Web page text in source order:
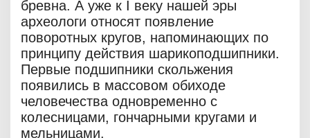
бревна. А уже к I веку нашей эры
археологи относят появление
поворотных кругов, напоминающих по
принципу действия шарикоподшипники.
Первые подшипники скольжения
появились в массовом обиходе
человечества одновременно с
колесницами, гончарными кругами и
мельницами.